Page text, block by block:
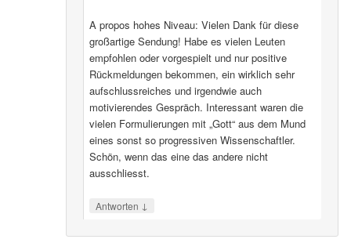
A propos hohes Niveau: Vielen Dank für diese
großartige Sendung! Habe es vielen Leuten
empfohlen oder vorgespielt und nur positive
Rückmeldungen bekommen, ein wirklich sehr
aufschlussreiches und irgendwie auch
motivierendes Gespräch. Interessant waren die
vielen Formulierungen mit „Gott“ aus dem Mund
eines sonst so progressiven Wissenschaftler.
Schön, wenn das eine das andere nicht
ausschliesst.
Antworten ↓